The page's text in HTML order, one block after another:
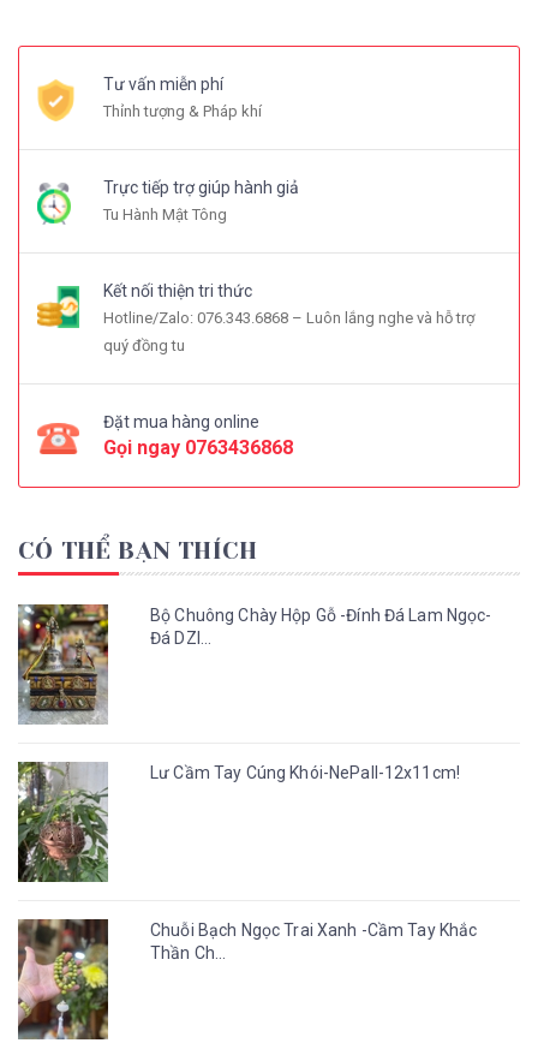
Tư vấn miễn phí
Thỉnh tượng & Pháp khí
Trực tiếp trợ giúp hành giả
Tu Hành Mật Tông
Kết nối thiện tri thức
Hotline/Zalo: 076.343.6868 – Luôn lắng nghe và hỗ trợ
quý đồng tu
Đặt mua hàng online
Gọi ngay 0763436868
CÓ THỂ BẠN THÍCH
Bộ Chuông Chày Hộp Gỗ -Đính Đá Lam Ngọc-
Đá DZI...
Lư Cầm Tay Cúng Khói-NePall-12x11cm!
Chuỗi Bạch Ngọc Trai Xanh -Cầm Tay Khắc
Thần Ch...